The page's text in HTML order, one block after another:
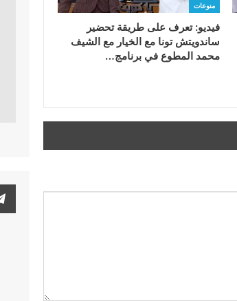
منوعات
فيديو: تعرف على طريقة تحضير
ساندويتش تونا مع الخيار مع الشيف
محمد المطوع في برنامج…